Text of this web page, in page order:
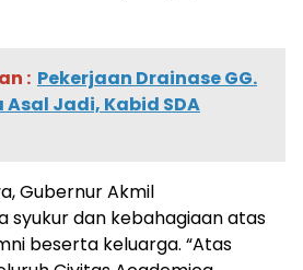
: Pekerjaan Drainase GG.
Jadi, Kabid SDA
Gubernur Akmil
syukur dan kebahagiaan atas
beserta keluarga. “Atas